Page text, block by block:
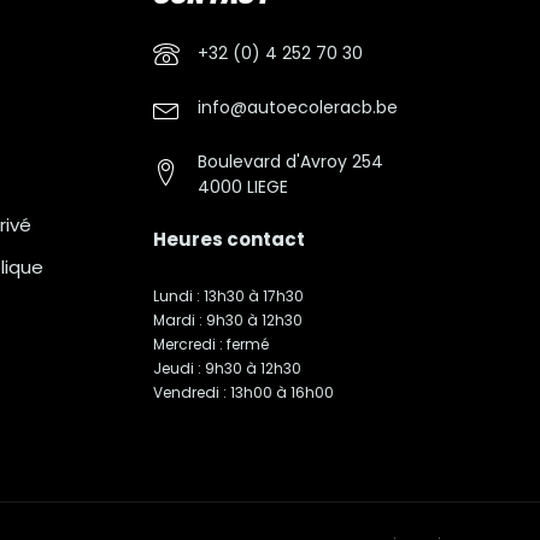
+32 (0) 4 252 70 30
info@autoecoleracb.be
Boulevard d'Avroy 254
4000 LIEGE
Heures contact
Lundi : 13h30 à 17h30
Mardi : 9h30 à 12h30
Mercredi : fermé
Jeudi : 9h30 à 12h30
Vendredi : 13h00 à 16h00